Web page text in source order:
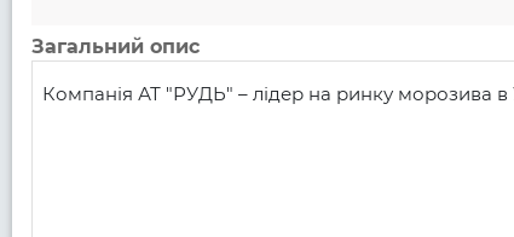
Загальний опис
Компанія АТ "РУДЬ" – лідер на ринку морозива в